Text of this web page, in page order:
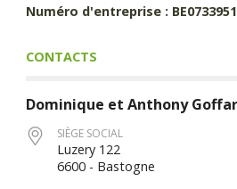
Numéro d'entreprise :
CONTACTS
Dominique et Anthony
SIÈGE SOCIAL
Luzery 122
6600 - Bastogne